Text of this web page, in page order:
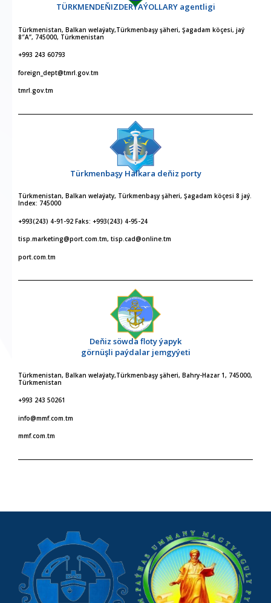
TÜRKMENDEŇIZDERÝAÝOLLARY agentligi
Türkmenistan, Balkan welaýaty,Türkmenbaşy şäheri, Şagadam köçesi, jaý
8″A”, 745000, Türkmenistan
+993 243 60793
foreign_dept@tmrl.gov.tm
tmrl.gov.tm
Türkmenbaşy Halkara deňiz porty
Türkmenistan, Balkan welaýaty, Türkmenbaşy şäheri, Şagadam köçesi 8 jaý.
Index: 745000
+993(243) 4-91-92 Faks: +993(243) 4-95-24
tisp.marketing@port.com.tm, tisp.cad@online.tm
port.com.tm
Deňiz söwda floty ýapyk
görnüşli paýdalar jemgyýeti
Türkmenistan, Balkan welaýaty,Türkmenbaşy şäheri, Bahry-Hazar 1, 745000,
Türkmenistan
+993 243 50261
info@mmf.com.tm
mmf.com.tm